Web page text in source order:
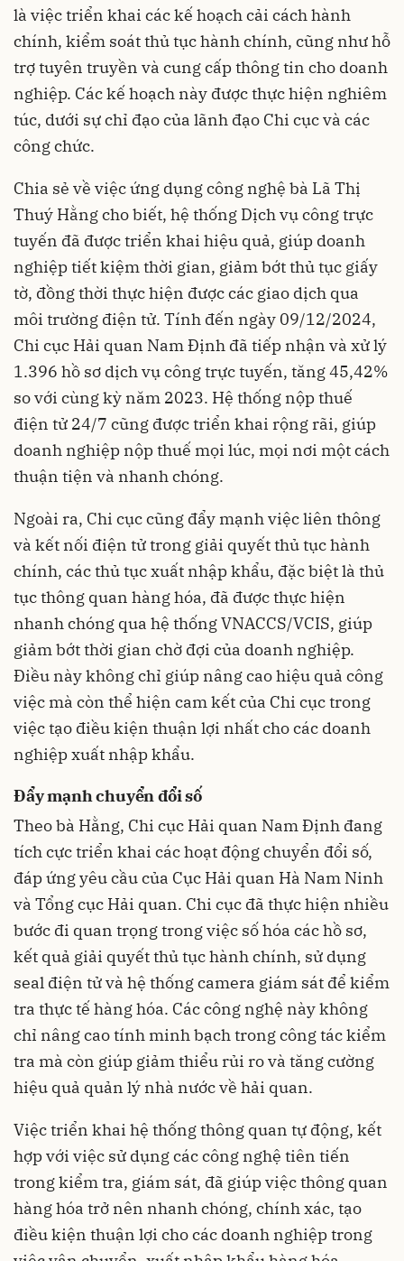
là việc triển khai các kế hoạch cải cách hành
chính, kiểm soát thủ tục hành chính, cũng như hỗ
trợ tuyên truyền và cung cấp thông tin cho doanh
nghiệp. Các kế hoạch này được thực hiện nghiêm
túc, dưới sự chỉ đạo của lãnh đạo Chi cục và các
công chức.
Chia sẻ về việc ứng dụng công nghệ bà Lã Thị
Thuý Hằng cho biết, hệ thống Dịch vụ công trực
tuyến đã được triển khai hiệu quả, giúp doanh
nghiệp tiết kiệm thời gian, giảm bớt thủ tục giấy
tờ, đồng thời thực hiện được các giao dịch qua
môi trường điện tử. Tính đến ngày 09/12/2024,
Chi cục Hải quan Nam Định đã tiếp nhận và xử lý
1.396 hồ sơ dịch vụ công trực tuyến, tăng 45,42%
so với cùng kỳ năm 2023. Hệ thống nộp thuế
điện tử 24/7 cũng được triển khai rộng rãi, giúp
doanh nghiệp nộp thuế mọi lúc, mọi nơi một cách
thuận tiện và nhanh chóng.
Ngoài ra, Chi cục cũng đẩy mạnh việc liên thông
và kết nối điện tử trong giải quyết thủ tục hành
chính, các thủ tục xuất nhập khẩu, đặc biệt là thủ
tục thông quan hàng hóa, đã được thực hiện
nhanh chóng qua hệ thống VNACCS/VCIS, giúp
giảm bớt thời gian chờ đợi của doanh nghiệp.
Điều này không chỉ giúp nâng cao hiệu quả công
việc mà còn thể hiện cam kết của Chi cục trong
việc tạo điều kiện thuận lợi nhất cho các doanh
nghiệp xuất nhập khẩu.
Đẩy mạnh chuyển đổi số
Theo bà Hằng, Chi cục Hải quan Nam Định đang
tích cực triển khai các hoạt động chuyển đổi số,
đáp ứng yêu cầu của Cục Hải quan Hà Nam Ninh
và Tổng cục Hải quan. Chi cục đã thực hiện nhiều
bước đi quan trọng trong việc số hóa các hồ sơ,
kết quả giải quyết thủ tục hành chính, sử dụng
seal điện tử và hệ thống camera giám sát để kiểm
tra thực tế hàng hóa. Các công nghệ này không
chỉ nâng cao tính minh bạch trong công tác kiểm
tra mà còn giúp giảm thiểu rủi ro và tăng cường
hiệu quả quản lý nhà nước về hải quan.
Việc triển khai hệ thống thông quan tự động, kết
hợp với việc sử dụng các công nghệ tiên tiến
trong kiểm tra, giám sát, đã giúp việc thông quan
hàng hóa trở nên nhanh chóng, chính xác, tạo
điều kiện thuận lợi cho các doanh nghiệp trong